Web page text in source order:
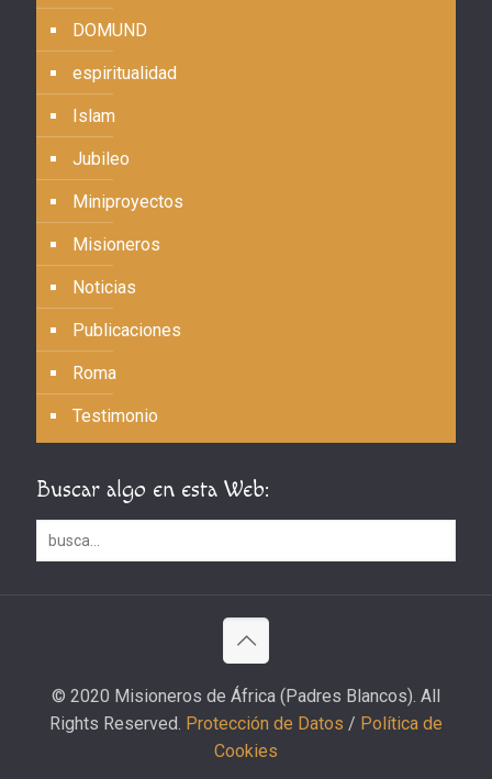
DOMUND
espiritualidad
Islam
Jubileo
Miniproyectos
Misioneros
Noticias
Publicaciones
Roma
Testimonio
Buscar algo en esta Web:
© 2020 Misioneros de África (Padres Blancos). All
Rights Reserved. Protección de Datos / Política de
Cookies